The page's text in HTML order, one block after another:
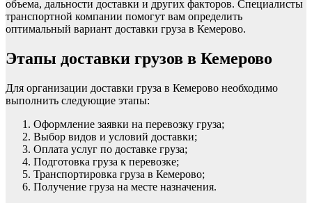
объема, дальности доставки и других факторов. Специалисты
транспортной компании помогут вам определить
оптимальный вариант доставки груза в Кемерово.
Этапы доставки грузов в Кемерово
Для организации доставки груза в Кемерово необходимо
выполнить следующие этапы:
Оформление заявки на перевозку груза;
Выбор видов и условий доставки;
Оплата услуг по доставке груза;
Подготовка груза к перевозке;
Транспортировка груза в Кемерово;
Получение груза на месте назначения.